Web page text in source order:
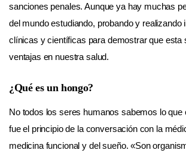
sanciones penales. Aunque ya hay muchas
del mundo estudiando, probando y realizando
clínicas y científicas para demostrar que esta
ventajas en nuestra salud.
¿Qué es un hongo?
No todos los seres humanos sabemos lo que
fue el principio de la conversación con la
medicina funcional y del sueño. «Son